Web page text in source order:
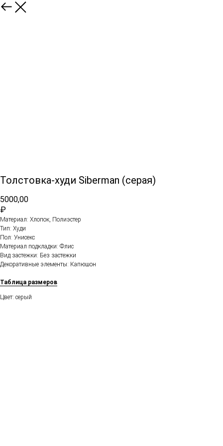
Толстовка-худи Siberman (серая)
5000,00
₽
Материал: Хлопок, Полиэстер
Тип: Худи
Пол: Унисекс
Материал подкладки: Флис
Вид застежки: Без застежки
Декоративные элементы: Капюшон
Таблица размеров
Цвет: серый